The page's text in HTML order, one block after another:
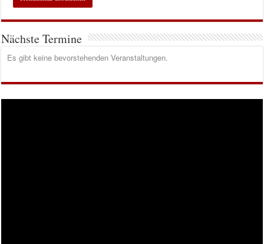
Nächste Termine
Es gibt keine bevorstehenden Veranstaltungen.